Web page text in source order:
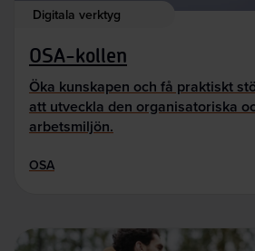
Digitala verktyg
OSA-kollen
Öka kunskapen och få praktiskt
att utveckla den organisatoriska
arbetsmiljön.
OSA